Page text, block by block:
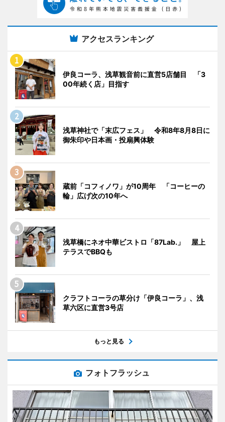
アクセスランキング
伊良コーラ、浅草観音前に直営5店舗目 「3
00年続く店」目指す
浅草神社で「末広フェス」 令和8年8月8日に
御朱印や日本画・投扇興体験
蔵前「コフィノワ」が10周年 「コーヒーの
輪」広げ次の10年へ
浅草橋にネオ中華ビストロ「87Lab.」 屋上
テラスでBBQも
クラフトコーラの草分け「伊良コーラ」、浅
草六区に直営3号店
もっと見る
フォトフラッシュ